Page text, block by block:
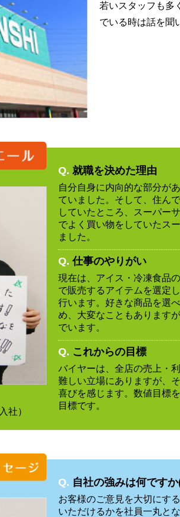
若いスタッフも多
でいる時は話を聞
社）
Q. 就職を決めた理由
自分自身に内向的な部分が
ていました。そして、住ん
していたところ、スーパー
でよく買い物をしていたス
ました。
Q. 仕事のやりがい
現在は、アイス・冷凍食品
で販売するアイテムを選定
行います。好きな商品を選
め、大変なこともあります
でいます。
Q. これからの目標
バイヤーは、全店の売上・
難しい立場にありますが、
喜びを感じます。数値目標
目標です。
Q. 自社の強みは何です
お客様のご意見を大切にす
いただけるかを社員一丸と